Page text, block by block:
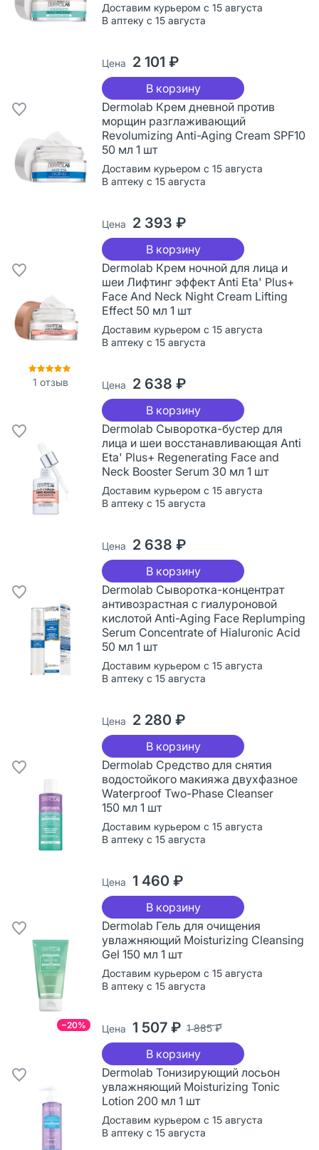
Доставим курьером с 15 августа
В аптеку с 15 августа
Цена 2 101 ₽
В корзину
Dermolab Крем дневной против
морщин разглаживающий
Revolumizing Anti-Aging Cream SPF10
50 мл 1 шт
Доставим курьером с 15 августа
В аптеку с 15 августа
Цена 2 393 ₽
В корзину
1 отзыв
Dermolab Крем ночной для лица и
шеи Лифтинг эффект Anti Eta' Plus+
Face And Neck Night Cream Lifting
Effect 50 мл 1 шт
Доставим курьером с 15 августа
В аптеку с 15 августа
Цена 2 638 ₽
В корзину
Dermolab Сыворотка-бустер для
лица и шеи восстанавливающая Anti
Eta' Plus+ Regenerating Face and
Neck Booster Serum 30 мл 1 шт
Доставим курьером с 15 августа
В аптеку с 15 августа
Цена 2 638 ₽
В корзину
Dermolab Сыворотка-концентрат
антивозрастная с гиалуроновой
кислотой Anti-Aging Face Replumping
Serum Concentrate of Hialuronic Acid
50 мл 1 шт
Доставим курьером с 15 августа
В аптеку с 15 августа
Цена 2 280 ₽
В корзину
Dermolab Средство для снятия
водостойкого макияжа двухфазное
Waterproof Two-Phase Cleanser
150 мл 1 шт
Доставим курьером с 15 августа
В аптеку с 15 августа
Цена 1 460 ₽
В корзину
−20%
Dermolab Гель для очищения
увлажняющий Moisturizing Cleansing
Gel 150 мл 1 шт
Доставим курьером с 15 августа
В аптеку с 15 августа
Цена 1 507 ₽ 1 885 ₽
В корзину
Dermolab Тонизирующий лосьон
увлажняющий Moisturizing Tonic
Lotion 200 мл 1 шт
Доставим курьером с 15 августа
В аптеку с 15 августа